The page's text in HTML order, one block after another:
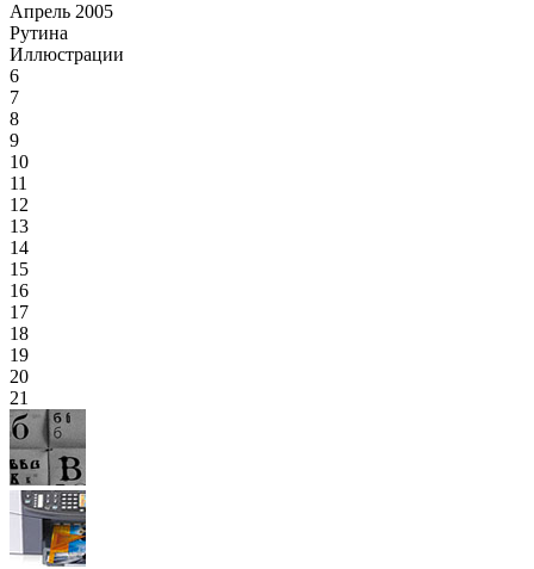
Апрель 2005
Рутина
Иллюстрации
6
7
8
9
10
11
12
13
14
15
16
17
18
19
20
21